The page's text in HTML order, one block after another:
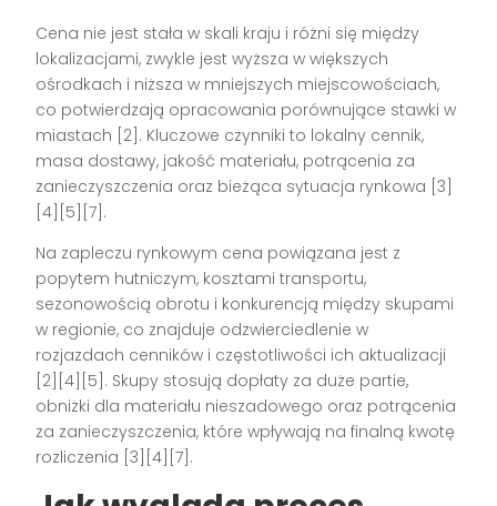
Cena nie jest stała w skali kraju i różni się między
lokalizacjami, zwykle jest wyższa w większych
ośrodkach i niższa w mniejszych miejscowościach,
co potwierdzają opracowania porównujące stawki w
miastach [2]. Kluczowe czynniki to lokalny cennik,
masa dostawy, jakość materiału, potrącenia za
zanieczyszczenia oraz bieżąca sytuacja rynkowa [3]
[4][5][7].
Na zapleczu rynkowym cena powiązana jest z
popytem hutniczym, kosztami transportu,
sezonowością obrotu i konkurencją między skupami
w regionie, co znajduje odzwierciedlenie w
rozjazdach cenników i częstotliwości ich aktualizacji
[2][4][5]. Skupy stosują dopłaty za duże partie,
obniżki dla materiału nieszadowego oraz potrącenia
za zanieczyszczenia, które wpływają na finalną kwotę
rozliczenia [3][4][7].